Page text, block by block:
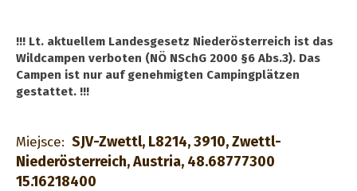
!!! Lt. aktuellem Landesgesetz Niederösterreich ist das
Wildcampen verboten (NÖ NSchG 2000 §6 Abs.3). Das
Campen ist nur auf genehmigten Campingplätzen
gestattet. !!!
Miejsce: SJV-Zwettl, L8214, 3910, Zwettl-
Niederösterreich, Austria, 48.68777300
15.16218400